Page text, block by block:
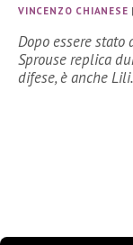
VINCENZO CHIANESE
Dopo essere stato
Sprouse replica
difese, è anche